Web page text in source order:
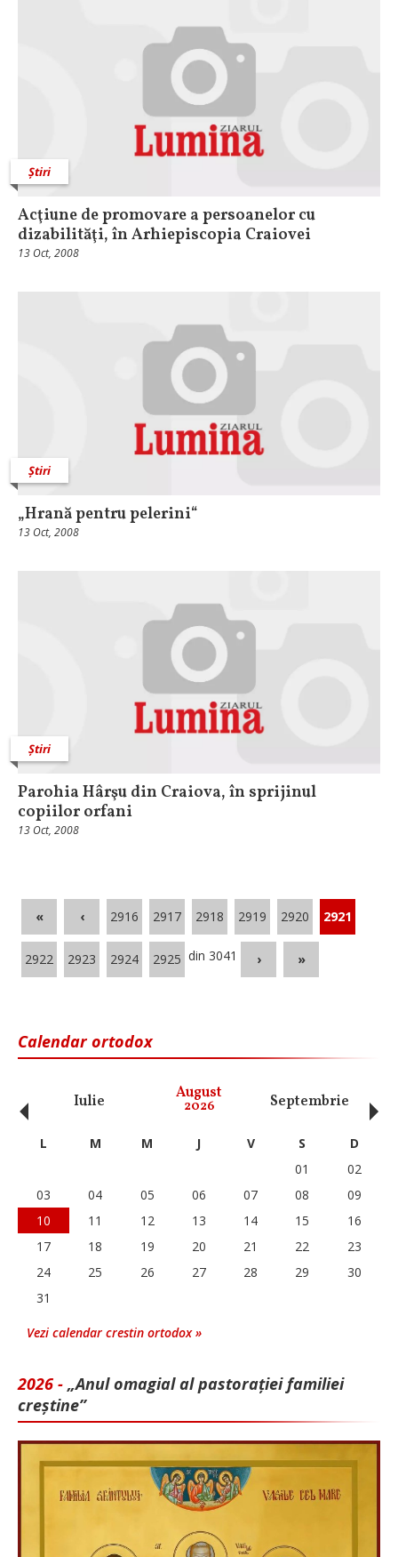
Știri
Acţiune de promovare a persoanelor cu
dizabilităţi, în Arhiepiscopia Craiovei
13 Oct, 2008
Știri
„Hrană pentru pelerini“
13 Oct, 2008
Știri
Parohia Hârşu din Craiova, în sprijinul
copiilor orfani
13 Oct, 2008
« ‹ 2916 2917 2918 2919 2920 2921
2922 2923 2924 2925 din 3041 › »
Calendar ortodox
Iulie August
2026 Septembrie
‹ L M M J V S
D
01
02
03
04 05 06 07 08
09
10
11 12 13 14 15
16
17
18 19 20 21 22
23
24
25 26 27 28 29
30
31
Vezi calendar crestin ortodox »
2026 - „Anul omagial al pastorației familiei
creștine”